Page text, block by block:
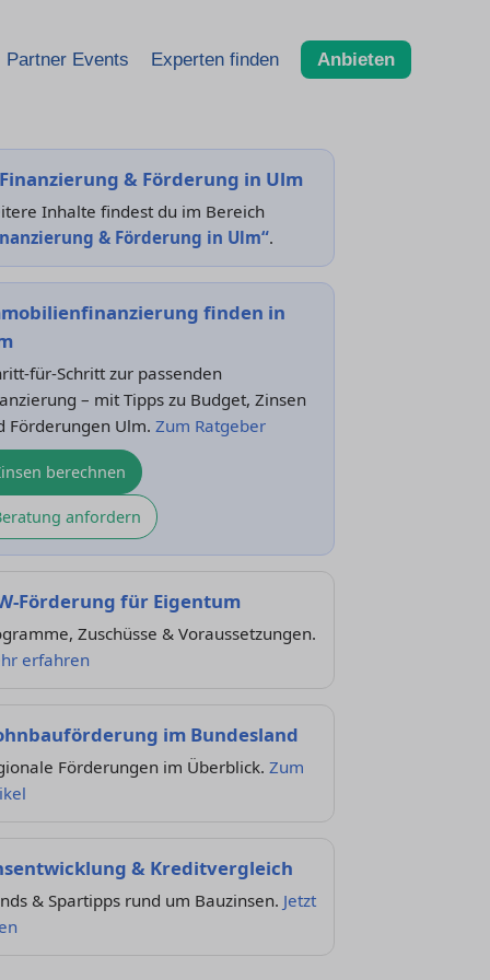
Partner Events Experten finden Anbieten
Finanzierung & Förderung in Ulm
Inhalte findest du im Bereich
& Förderung in Ulm“.
finden in
für-Schritt zur passenden
– mit Tipps zu Budget, Zinsen
Förderungen Ulm. Zum Ratgeber
berechnen
anfordern
Förderung für Eigentum
Zuschüsse & Voraussetzungen.
erfahren
im Bundesland
Förderungen im Überblick. Zum
& Kreditvergleich
& Spartipps rund um Bauzinsen. Jetzt